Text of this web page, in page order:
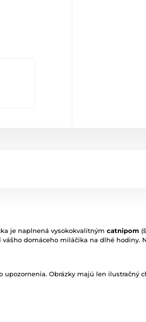
je naplnená vysokokvalitným catnipom
domáceho miláčika na dlhé hodiny.
Obrázky majú len ilustračný